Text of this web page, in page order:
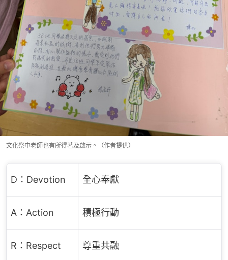
文化祭中老師也有所得著及啟示。（作者提供）
D：Devotion 全心奉獻
A：Action 積極行動
R：Respect 尊重共融